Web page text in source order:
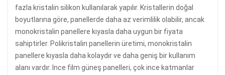
fazla kristalin silikon kullanılarak yapılır. Kristallerin doğal
boyutlarına göre, panellerde daha az verimlilik olabilir, ancak
monokristalin panellere kıyasla daha uygun bir fiyata
sahiptirler. Polikristalin panellerin üretimi, monokristalin
panellere kıyasla daha kolaydır ve daha geniş bir kullanım
alanı vardır. Ince film güneş panelleri, çok ince katmanlar